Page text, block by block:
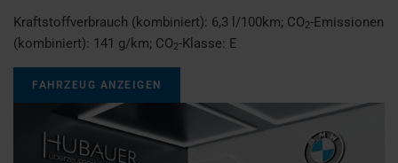
Kraftstoffverbrauch (kombiniert): 6,3 l/100km; CO2-Emissionen
(kombiniert): 141 g/km; CO2-Klasse: E
FAHRZEUG ANZEIGEN